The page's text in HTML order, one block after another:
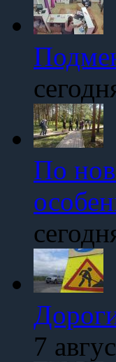
По
7